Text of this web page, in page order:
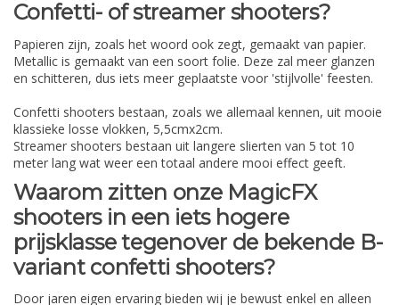
Confetti- of streamer shooters?
Papieren zijn, zoals het woord ook zegt, gemaakt van papier.
Metallic is gemaakt van een soort folie. Deze zal meer glanzen
en schitteren, dus iets meer geplaatste voor 'stijlvolle' feesten.
Confetti shooters bestaan, zoals we allemaal kennen, uit mooie
klassieke losse vlokken, 5,5cmx2cm.
Streamer shooters bestaan uit langere slierten van 5 tot 10
meter lang wat weer een totaal andere mooi effect geeft.
Waarom zitten onze MagicFX
shooters in een iets hogere
prijsklasse tegenover de bekende B-
variant confetti shooters?
Door jaren eigen ervaring bieden wij je bewust enkel en alleen